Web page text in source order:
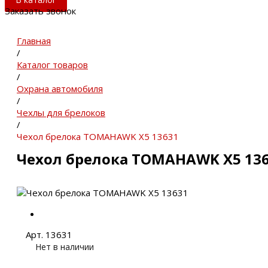
Заказать звонок
Главная
/
Каталог товаров
/
Охрана автомобиля
/
Чехлы для брелоков
/
Чехол брелока TOMAHAWK X5 13631
Чехол брелока TOMAHAWK X5
Арт. 13631
Нет в наличии